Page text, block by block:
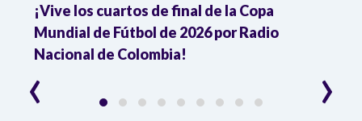
¡Vive los cuartos de final de la Copa
Mundial de Fútbol de 2026 por Radio
Nacional de Colombia!
‹ ›